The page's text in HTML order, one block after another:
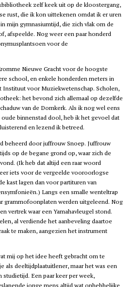
zelf keek uit op de kloostergang,
rust, die ik kon uittekenen omdat ik er uren
mijn gymnasiumtijd, die zich vlak om de
afspeelde. Nog weer een paar honderd
voor de
Nieuwe Gracht voor de hoogste
school, en enkele honderden meters in
Instituut voor Muziekwetenschap. Scholen,
het bevond zich allemaal op dezelfde
van de Domkerk. Als ik nog wel eens
binnenstad dool, heb ik het gevoel dat
en lezend ik betreed.
beheerd door juffrouw Snoep. Juffrouw
op de begane grond op, waar zich de
(Ik heb dat altijd een raar woord
iets voor de vergeelde vooroorlogse
kast lagen dan voor partituren van
Langs een smalle wenteltrap
grammofoonplaten werden uitgeleend. Nog
vertrek waar een Yamahavleugel stond.
al verdiende het aanbeveling daartoe
te maken, aangezien het instrument
mij op het idee heeft gebracht om te
als deeltijdplaatuitlener, maar het was een
Een paar keer per week,
jonge mens altijd wat onhebbelijke